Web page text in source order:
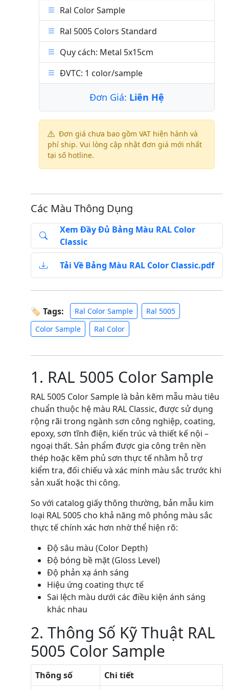
Ral Color Sample
Ral 5005 Colors Standard
Quy cách: Metal 5x15cm
ĐVTC: 1 color/sample
Đơn Giá: Liên Hệ
Đơn giá chưa bao gồm VAT hiện hành và
phí ship. Vui lòng cập nhật đơn giá mới nhất
tại số hotline.
Các Màu Thông Dụng
Xem Đầy Đủ Bảng Màu RAL Color
Classic
Tải Về Bảng Màu RAL Color Classic.pdf
🏷 Tags: Ral Color Sample
Ral 5005
Color Sample
Ral Color
1. RAL 5005 Color Sample
RAL 5005 Color Sample là bản kẽm mẫu màu tiêu
chuẩn thuộc hệ màu RAL Classic, được sử dụng
rộng rãi trong ngành sơn công nghiệp, coating,
epoxy, sơn tĩnh điện, kiến trúc và thiết kế nội –
ngoại thất. Sản phẩm được gia công trên nền
thép hoặc kẽm phủ sơn thực tế nhằm hỗ trợ
kiểm tra, đối chiếu và xác minh màu sắc trước khi
sản xuất hoặc thi công.
So với catalog giấy thông thường, bản mẫu kim
loại RAL 5005 cho khả năng mô phỏng màu sắc
thực tế chính xác hơn nhờ thể hiện rõ:
Độ sâu màu (Color Depth)
Độ bóng bề mặt (Gloss Level)
Độ phản xạ ánh sáng
Hiệu ứng coating thực tế
Sai lệch màu dưới các điều kiện ánh sáng
khác nhau
2. Thông Số Kỹ Thuật RAL
5005 Color Sample
Thông số
Chi tiết